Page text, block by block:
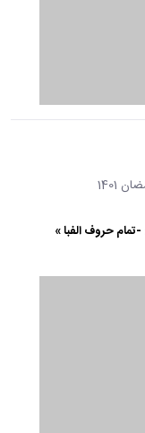
1401
-تمام حروف الفبا »